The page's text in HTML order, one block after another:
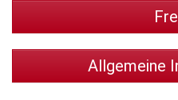
Allgemeine